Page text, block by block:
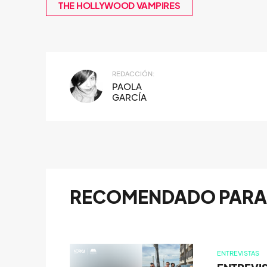
THE HOLLYWOOD VAMPIRES
REDACCIÓN:
PAOLA
GARCÍA
RECOMENDADO
ENTREVISTAS